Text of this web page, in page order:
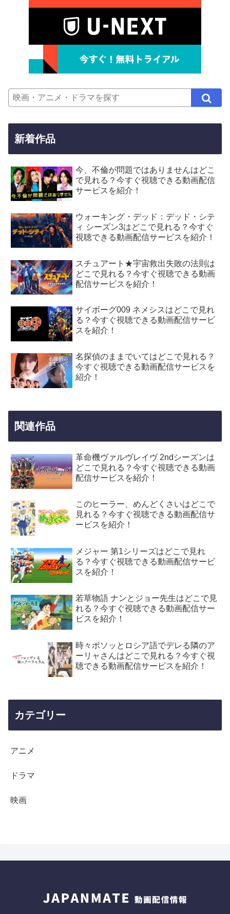
新着作品
今、不倫が問題ではありませんはどこ
で見れる？今すぐ視聴できる動画配信
サービスを紹介！
ウォーキング・デッド：デッド・シテ
ィ シーズン3はどこで見れる？今すぐ
視聴できる動画配信サービスを紹介！
スチュアート★宇宙救出失敗の法則は
どこで見れる？今すぐ視聴できる動画
配信サービスを紹介！
サイボーグ009 ネメシスはどこで見れ
る？今すぐ視聴できる動画配信サービ
スを紹介！
名探偵のままでいてはどこで見れる？
今すぐ視聴できる動画配信サービスを
紹介！
関連作品
革命機ヴァルヴレイヴ 2ndシーズンは
どこで見れる？今すぐ視聴できる動画
配信サービスを紹介！
このヒーラー、めんどくさいはどこで
見れる？今すぐ視聴できる動画配信サ
ービスを紹介！
メジャー 第1シリーズはどこで見れ
る？今すぐ視聴できる動画配信サービ
スを紹介！
若草物語 ナンとジョー先生はどこで見
れる？今すぐ視聴できる動画配信サー
ビスを紹介！
時々ボソッとロシア語でデレる隣のア
ーリャさんはどこで見れる？今すぐ視
聴できる動画配信サービスを紹介！
カテゴリー
アニメ
ドラマ
映画